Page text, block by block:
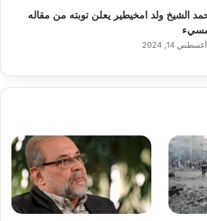
الشيخ ولد امخيطير يعلن توبته من مقاله
أغسطس 14, 2024